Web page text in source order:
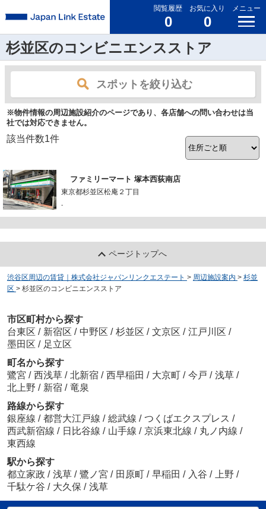
閲覧履歴
0
お気に入り
0
メニュー
杉並区のコンビニエンスストア
スポットを絞り込む
※物件情報の周辺施設紹介のページであり、各店舗への問い合わせは当
社では対応できません。
該当件数1件
ファミリーマート 塚本西荻南店
東京都杉並区松庵２丁目
-
ページトップへ
渋谷区周辺の賃貸｜株式会社ジャパンリンクエステート > 周辺施設案内 > 杉並
区 > 杉並区のコンビニエンスストア
市区町村から探す
台東区 / 新宿区 / 中野区 / 杉並区 / 文京区 / 江戸川区 /
墨田区 / 足立区
町名から探す
鷺宮 / 西浅草 / 北新宿 / 西早稲田 / 大京町 / 今戸 / 浅草 /
北上野 / 新宿 / 竜泉
路線から探す
銀座線 / 都営大江戸線 / 総武線 / つくばエクスプレス /
西武新宿線 / 日比谷線 / 山手線 / 京浜東北線 / 丸ノ内線 /
東西線
駅から探す
都立家政 / 浅草 / 鷺ノ宮 / 田原町 / 早稲田 / 入谷 / 上野 /
千駄ケ谷 / 大久保 / 浅草